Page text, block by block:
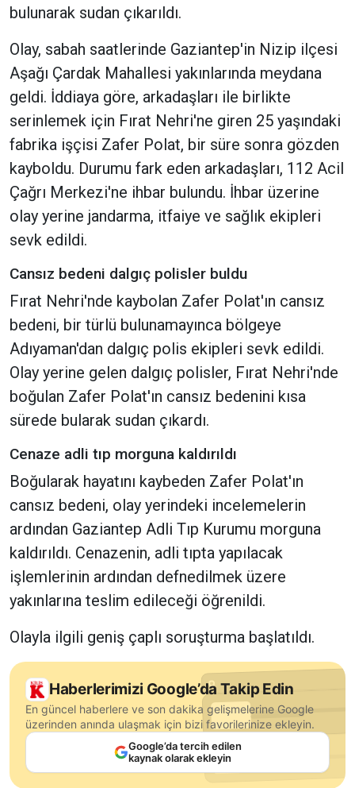
bulunarak sudan çıkarıldı.
Olay, sabah saatlerinde Gaziantep'in Nizip ilçesi
Aşağı Çardak Mahallesi yakınlarında meydana
geldi. İddiaya göre, arkadaşları ile birlikte
serinlemek için Fırat Nehri'ne giren 25 yaşındaki
fabrika işçisi Zafer Polat, bir süre sonra gözden
kayboldu. Durumu fark eden arkadaşları, 112 Acil
Çağrı Merkezi'ne ihbar bulundu. İhbar üzerine
olay yerine jandarma, itfaiye ve sağlık ekipleri
sevk edildi.
Cansız bedeni dalgıç polisler buldu
Fırat Nehri'nde kaybolan Zafer Polat'ın cansız
bedeni, bir türlü bulunamayınca bölgeye
Adıyaman'dan dalgıç polis ekipleri sevk edildi.
Olay yerine gelen dalgıç polisler, Fırat Nehri'nde
boğulan Zafer Polat'ın cansız bedenini kısa
sürede bularak sudan çıkardı.
Cenaze adli tıp morguna kaldırıldı
Boğularak hayatını kaybeden Zafer Polat'ın
cansız bedeni, olay yerindeki incelemelerin
ardından Gaziantep Adli Tıp Kurumu morguna
kaldırıldı. Cenazenin, adli tıpta yapılacak
işlemlerinin ardından defnedilmek üzere
yakınlarına teslim edileceği öğrenildi.
Olayla ilgili geniş çaplı soruşturma başlatıldı.
Haberlerimizi Google’da Takip Edin
En güncel haberlere ve son dakika gelişmelerine Google
üzerinden anında ulaşmak için bizi favorilerinize ekleyin.
Google’da tercih edilen
kaynak olarak ekleyin